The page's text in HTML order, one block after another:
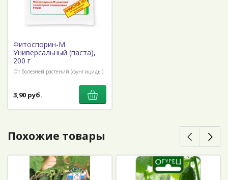
Фитоспорин-М
Универсальный (паста),
200 г
От болезней растений (фунгициды)
3,90 руб.
Похожие товары